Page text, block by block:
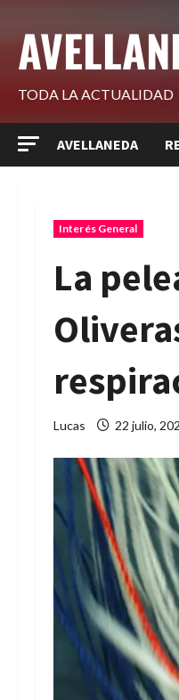
contenido
TODA LA ACTUALIDAD
AVELLANEDA
Interés General
La
Lucas 22 julio,